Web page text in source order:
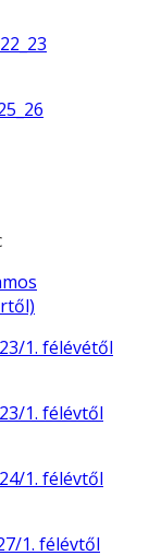
1. félévétől
1. félévtől
1. félévtől
1. félévtől